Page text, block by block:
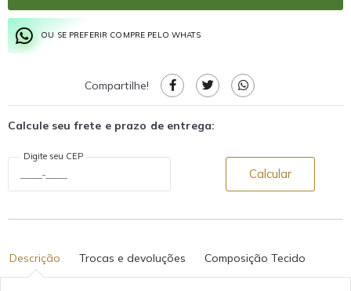
OU SE PREFERIR COMPRE PELO WHATS
Compartilhe!
Calcule seu frete e prazo de entrega:
Digite seu CEP
Calcular
Descrição Trocas e devoluções Composição Tecido